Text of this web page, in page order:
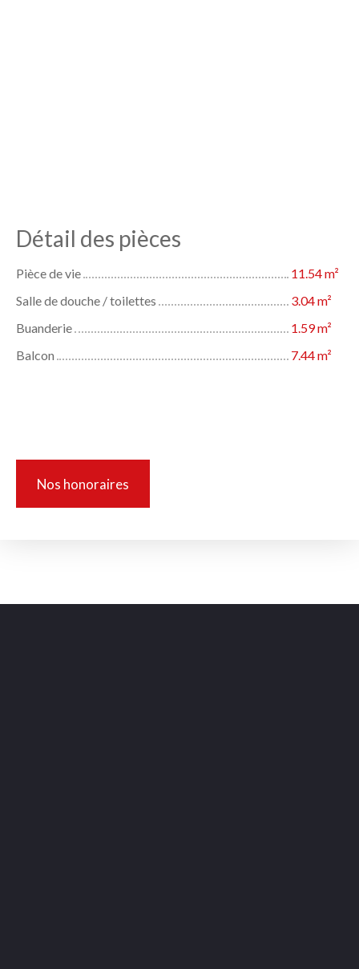
Détail des pièces
Pièce de vie
11.54 m²
Salle de douche / toilettes
3.04 m²
Buanderie
1.59 m²
Balcon
7.44 m²
Nos honoraires